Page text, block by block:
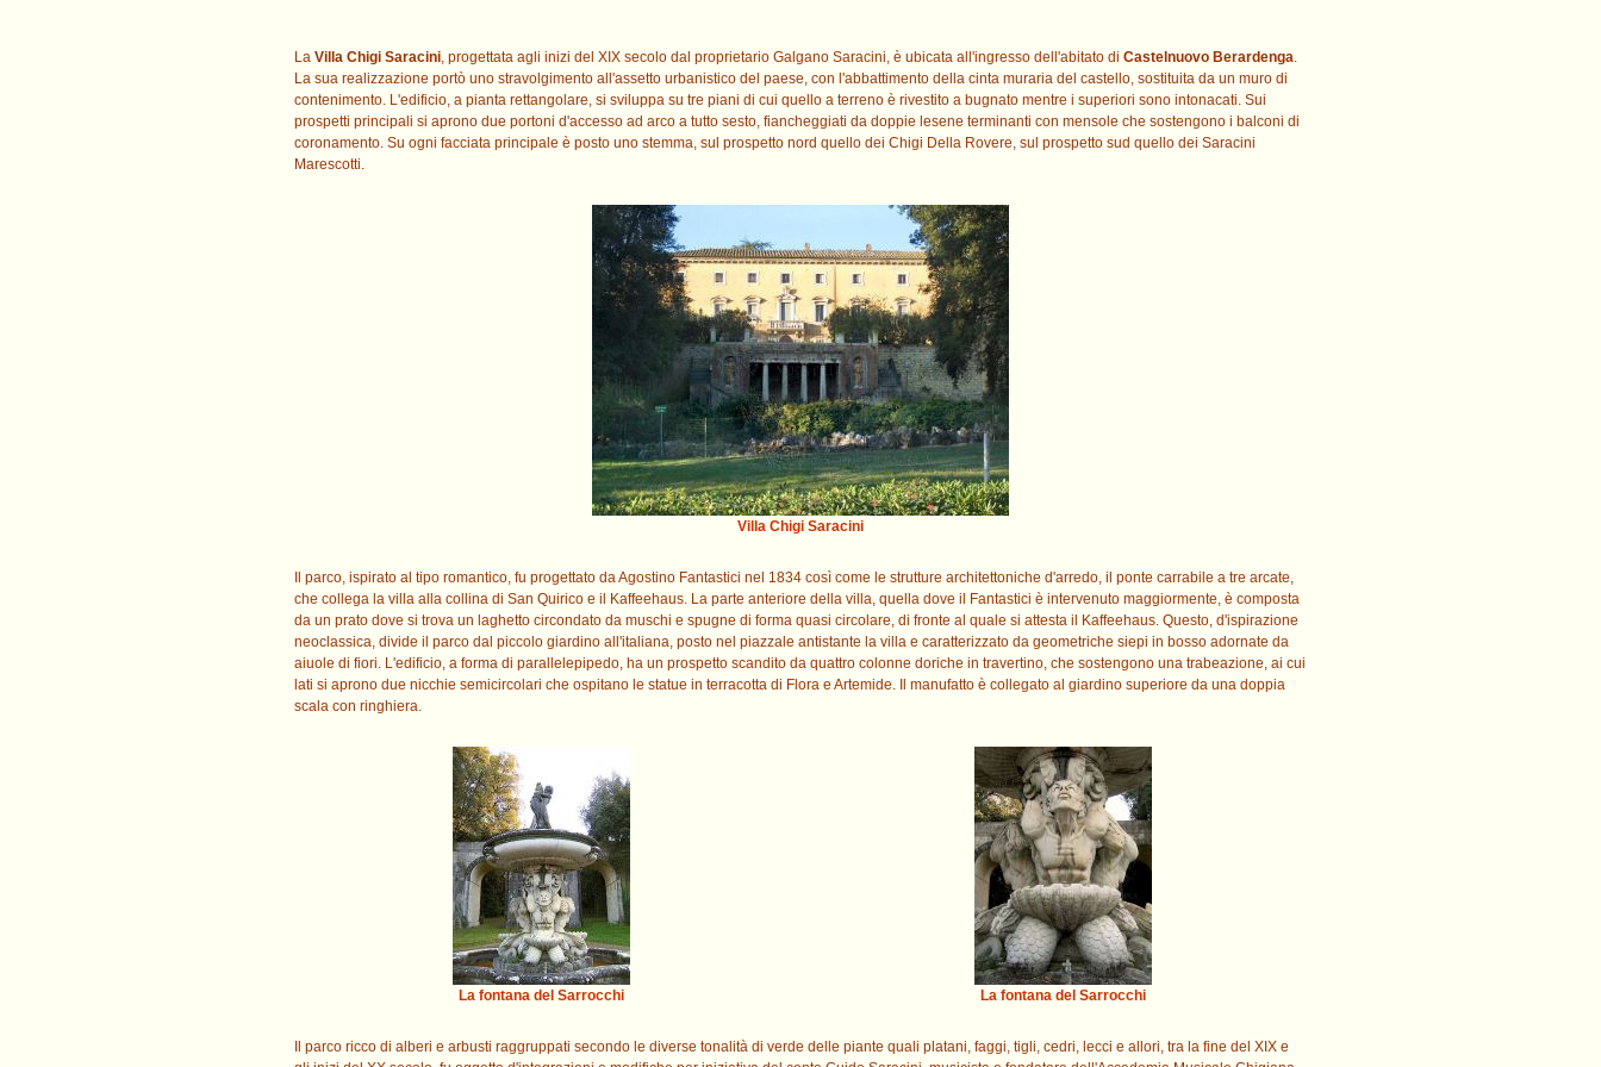
La Villa Chigi Saracini, progettata agli inizi del XIX secolo dal proprietario Galgano Saracini, è ubicata all'ingresso dell'abitato di Castelnuovo Berardenga.
La sua realizzazione portò uno stravolgimento all'assetto urbanistico del paese, con l'abbattimento della cinta muraria del castello, sostituita da un muro di
contenimento. L'edificio, a pianta rettangolare, si sviluppa su tre piani di cui quello a terreno è rivestito a bugnato mentre i superiori sono intonacati. Sui
prospetti principali si aprono due portoni d'accesso ad arco a tutto sesto, fiancheggiati da doppie lesene terminanti con mensole che sostengono i balconi di
coronamento. Su ogni facciata principale è posto uno stemma, sul prospetto nord quello dei Chigi Della Rovere, sul prospetto sud quello dei Saracini
Marescotti.
Villa Chigi Saracini
Il parco, ispirato al tipo romantico, fu progettato da Agostino Fantastici nel 1834 così come le strutture architettoniche d'arredo, il ponte carrabile a tre arcate,
che collega la villa alla collina di San Quirico e il Kaffeehaus. La parte anteriore della villa, quella dove il Fantastici è intervenuto maggiormente, è composta
da un prato dove si trova un laghetto circondato da muschi e spugne di forma quasi circolare, di fronte al quale si attesta il Kaffeehaus. Questo, d'ispirazione
neoclassica, divide il parco dal piccolo giardino all'italiana, posto nel piazzale antistante la villa e caratterizzato da geometriche siepi in bosso adornate da
aiuole di fiori. L'edificio, a forma di parallelepipedo, ha un prospetto scandito da quattro colonne doriche in travertino, che sostengono una trabeazione, ai cui
lati si aprono due nicchie semicircolari che ospitano le statue in terracotta di Flora e Artemide. Il manufatto è collegato al giardino superiore da una doppia
scala con ringhiera.
La fontana del Sarrocchi La fontana del Sarrocchi
Il parco ricco di alberi e arbusti raggruppati secondo le diverse tonalità di verde delle piante quali platani, faggi, tigli, cedri, lecci e allori, tra la fine del XIX e